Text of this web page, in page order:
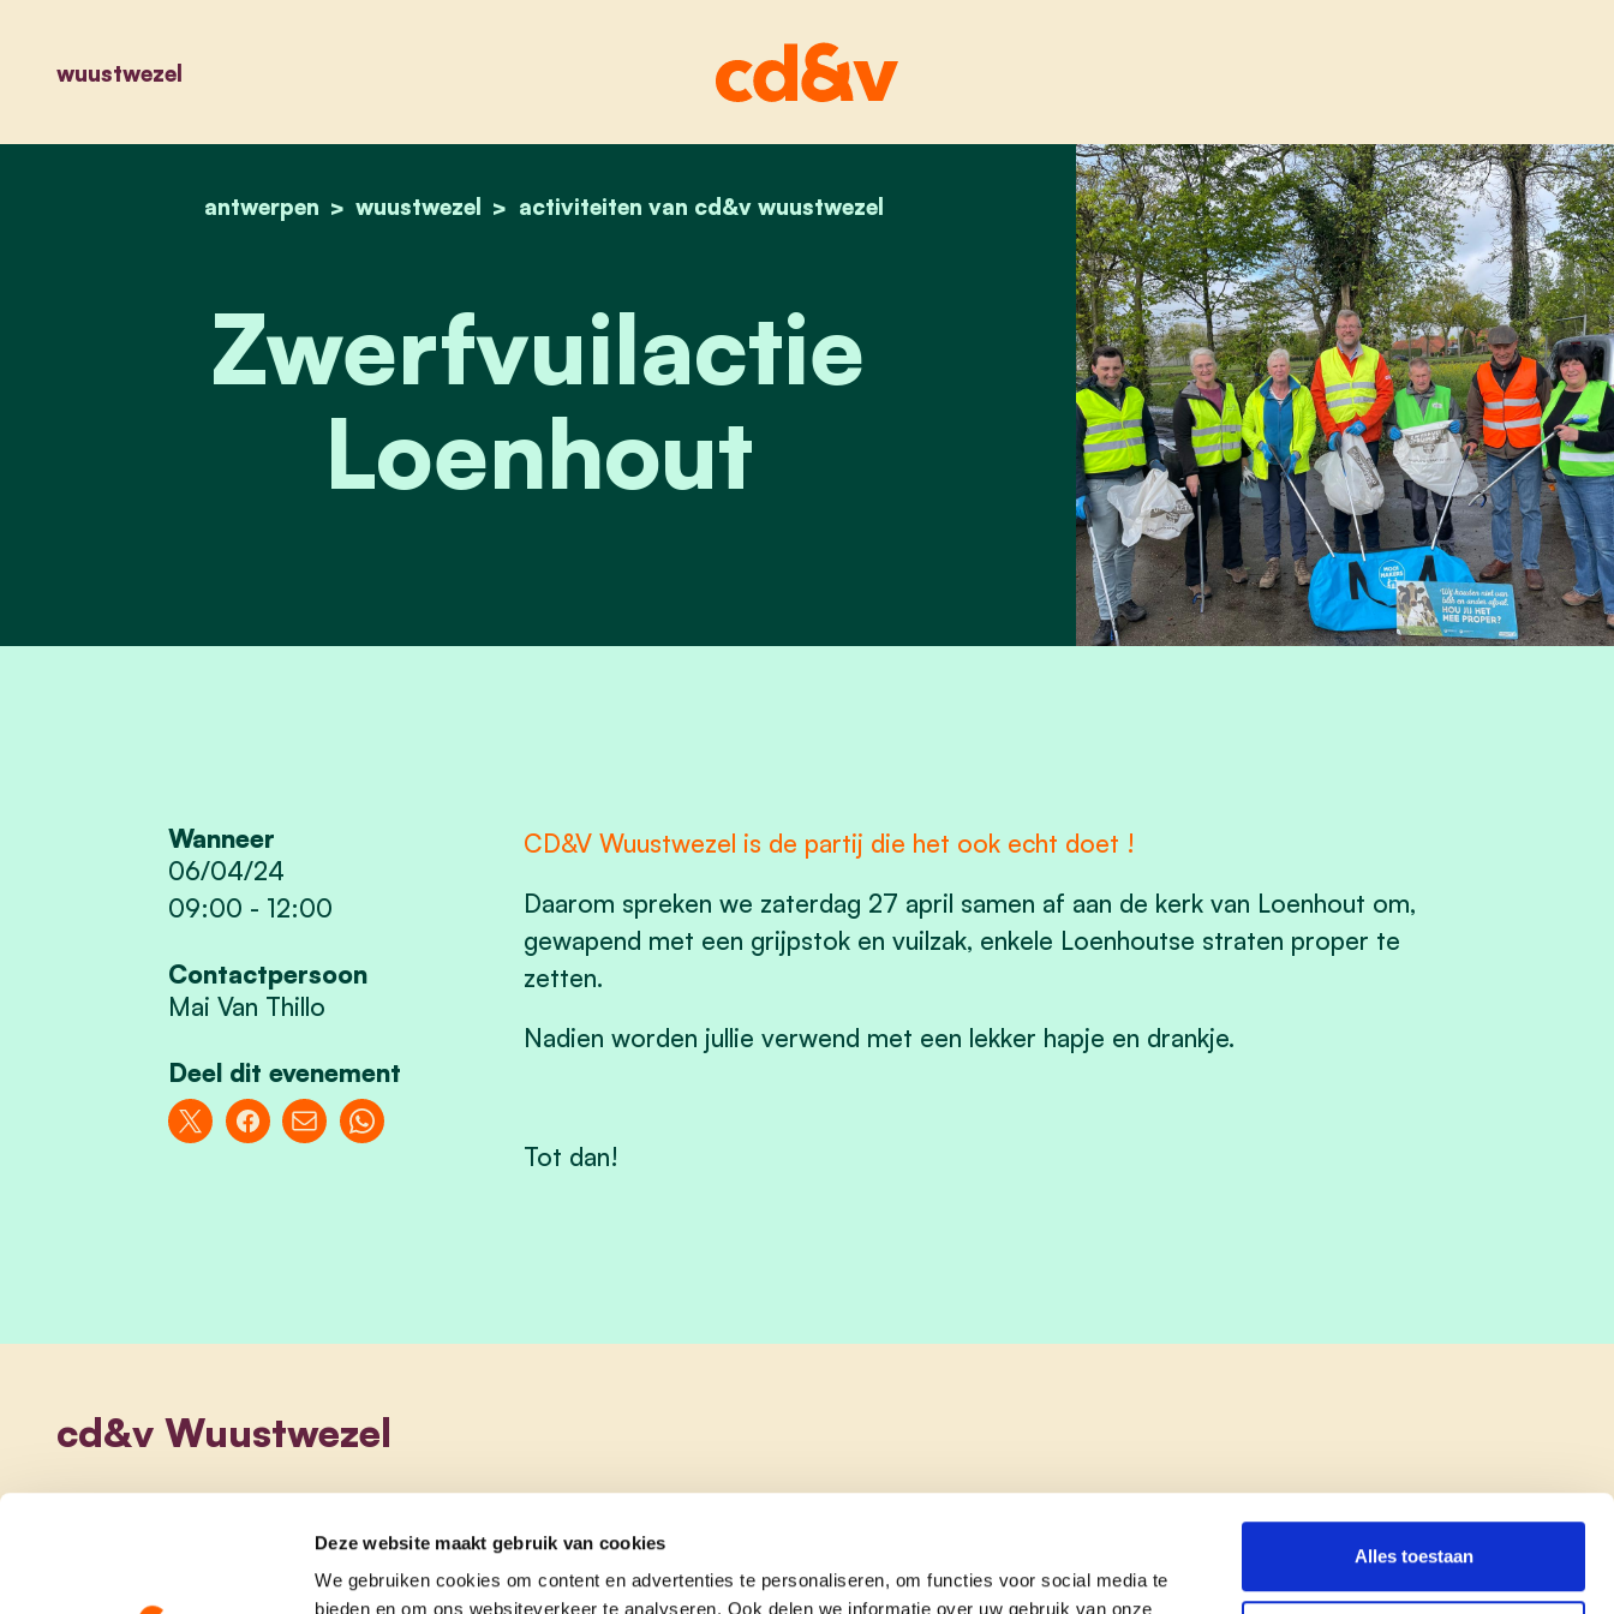
Deze website maakt gebruik van cookies
We gebruiken cookies om content en advertenties te personaliseren, om functies voor social media te
bieden en om ons websiteverkeer te analyseren. Ook delen we informatie over uw gebruik van onze
Alles toestaan
wuustwezel
home
antwerpen wuustwezel activiteiten van cd&v wuustwezel
zwerfvuilactie loenhout
Zwerfvuilactie
Loenhout
Wanneer
06/04/24
09:00 - 12:00
Contactpersoon
Mai Van Thillo
Deel dit evenement
CD&V Wuustwezel is de partij die het ook echt doet !
Daarom spreken we zaterdag 27 april samen af aan de kerk van Loenhout om,
gewapend met een grijpstok en vuilzak, enkele Loenhoutse straten proper te
zetten.
Nadien worden jullie verwend met een lekker hapje en drankje.
Tot dan!
cd&v Wuustwezel